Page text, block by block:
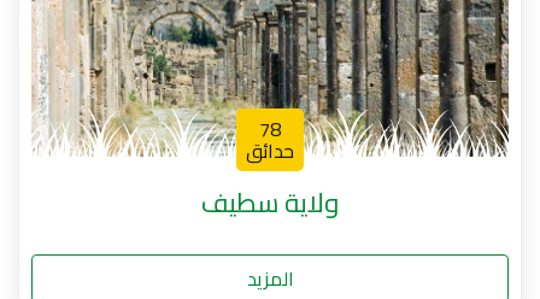
78
حدائق
ولاية سطيف
المزيد